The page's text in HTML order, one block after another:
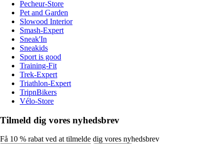
Pecheur-Store
Pet and Garden
Slowood Interior
Smash-Expert
Sneak'In
Sneakids
Sport is good
Training-Fit
Trek-Expert
Triathlon-Expert
TripnBikers
Vélo-Store
Tilmeld dig vores nyhedsbrev
Få 10 % rabat ved at tilmelde dig vores nyhedsbrev